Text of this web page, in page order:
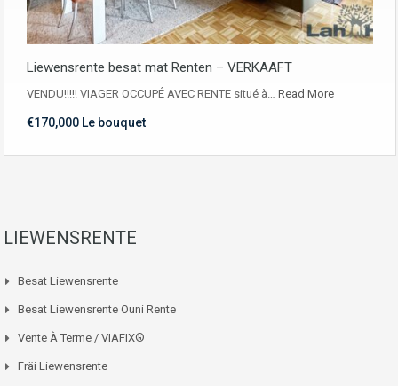
Liewensrente besat mat Renten – VERKAAFT
VENDU!!!!! VIAGER OCCUPÉ AVEC RENTE situé à… Read More
€170,000 Le bouquet
LIEWENSRENTE
Besat Liewensrente
Besat Liewensrente Ouni Rente
Vente À Terme / VIAFIX®
Fräi Liewensrente